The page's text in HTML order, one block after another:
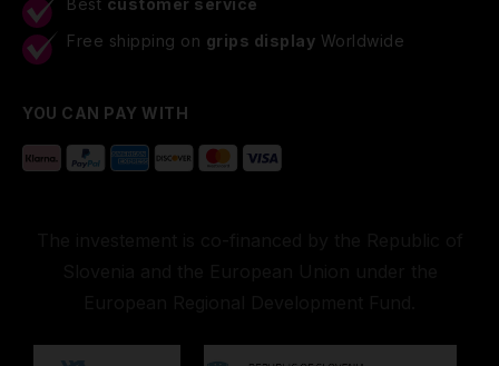
Best customer service
Free shipping on grips display Worldwide
YOU CAN PAY WITH